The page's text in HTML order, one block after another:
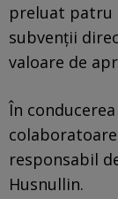
preluat patru
subvenții
valoare de
În
responsabil
Husnullin.